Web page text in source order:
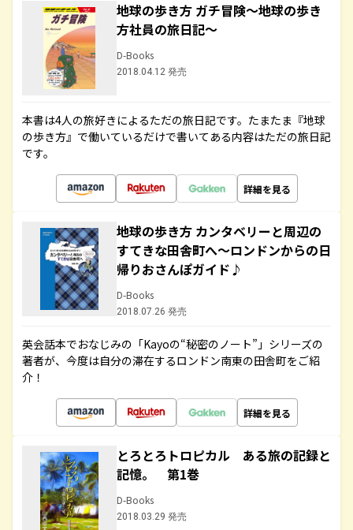
地球の歩き方 ガチ冒険～地球の歩き
方社員の旅日記～
D-Books
2018.04.12 発売
本書は4人の旅好きによるただの旅日記です。たまたま『地球
の歩き方』で働いているだけで書いてある内容はただの旅日記
です。
詳細を見る
地球の歩き方 カンタベリーと周辺の
すてきな田舎町へ～ロンドンからの日
帰りおさんぽガイド♪
D-Books
2018.07.26 発売
英会話本でおなじみの「Kayoの“秘密のノート”」シリーズの
著者が、今度は自分の滞在するロンドン南東の田舎町をご紹
介！
詳細を見る
とろとろトロピカル ある旅の記録と
記憶。 第1巻
D-Books
2018.03.29 発売